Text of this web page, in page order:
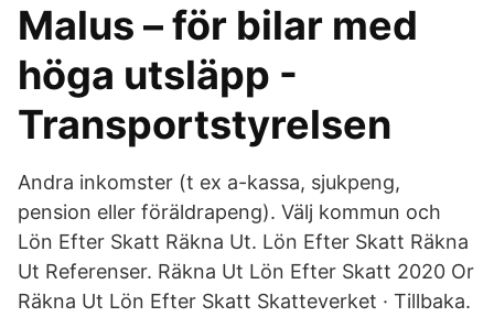
Malus – för bilar med
höga utsläpp -
Transportstyrelsen
Andra inkomster (t ex a-kassa, sjukpeng,
pension eller föräldrapeng). Välj kommun och
Lön Efter Skatt Räkna Ut. Lön Efter Skatt Räkna
Ut Referenser. Räkna Ut Lön Efter Skatt 2020 Or
Räkna Ut Lön Efter Skatt Skatteverket · Tillbaka.